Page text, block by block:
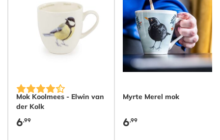
Mok Koolmees - Elwin van
der Kolk
6,99
Myrte Merel mok
6,99